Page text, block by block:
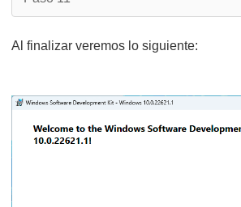
Al finalizar veremos lo siguiente: